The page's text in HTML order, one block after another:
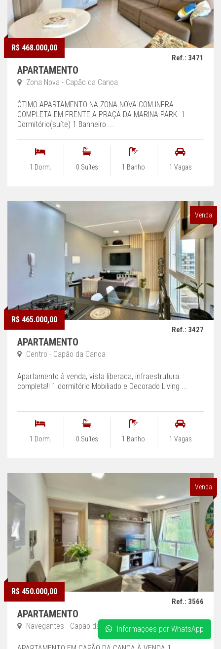
R$ 468.000,00
Ref.: 3471
APARTAMENTO
Zona Nova - Capão da Canoa
ÓTIMO APARTAMENTO NA ZONA NOVA COM INFRA
COMPLETA EM FRENTE A PRAÇA DA MARINA PARK. 1
Dormitório(suíte) 1 Banheiro ...
1 Dorm. 0 Suítes 1 Banho 1 Vagas
Venda
R$ 465.000,00
Ref.: 3427
APARTAMENTO
Centro - Capão da Canoa
Apartamento à venda, vista liberada, infraestrutura
completa!! 1 dormitório Mobiliado e Decorado Living ...
1 Dorm. 0 Suítes 1 Banho 1 Vagas
Venda
R$ 450.000,00
Ref.: 3566
APARTAMENTO
Navegantes - Capão da CanoaInformações por WhatsApp